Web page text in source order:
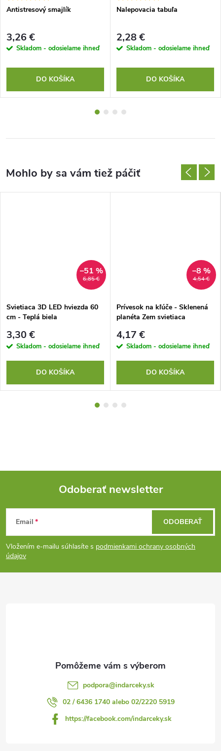
Antistresový smajlík
3,26 €
Skladom - odosielame ihneď
DO KOŠÍKA
Nalepovacia tabuľa
2,28 €
Skladom - odosielame ihneď
DO KOŠÍKA
6,85 €
–51 %
Svietiaca 3D LED hviezda 60
cm - Teplá biela
3,30 €
Skladom - odosielame ihneď
DO KOŠÍKA
4,54 €
–8 %
Prívesok na kľúče - Sklenená
planéta Zem svietiaca
4,17 €
Skladom - odosielame ihneď
DO KOŠÍKA
Z
á
p
Odoberať newsletter
Email
Vložením e-mailu súhlasíte s podmienkami ochrany osobných
údajov
ODOBERAŤ
podpora@indarceky.sk
02 / 6436 1740 alebo 02/2220 5919
https://facebook.com/indarceky.sk